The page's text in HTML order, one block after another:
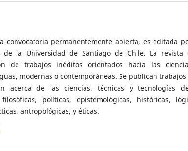
convocatoria permanentemente abierta, es editada
de la Universidad de Santiago de Chile. La revista
de trabajos inéditos orientados hacia las
modernas o contemporáneas. Se publican
acerca de las ciencias, técnicas y tecnologías
políticas, epistemológicas, históricas,
antropológicas, y éticas.